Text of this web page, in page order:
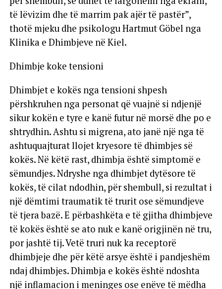
të lëvizim dhe të marrim pak ajër të pastër”,
thotë mjeku dhe psikologu Hartmut Göbel nga
Klinika e Dhimbjeve në Kiel.
Dhimbje koke tensioni
Dhimbjet e kokës nga tensioni shpesh
përshkruhen nga personat që vuajnë si ndjenjë
sikur kokën e tyre e kanë futur në morsë dhe po e
shtrydhin. Ashtu si migrena, ato janë një nga të
ashtuquajturat llojet kryesore të dhimbjes së
kokës. Në këtë rast, dhimbja është simptomë e
sëmundjes. Ndryshe nga dhimbjet dytësore të
kokës, të cilat ndodhin, për shembull, si rezultat i
një dëmtimi traumatik të trurit ose sëmundjeve
të tjera bazë. E përbashkëta e të gjitha dhimbjeve
të kokës është se ato nuk e kanë origjinën në tru,
por jashtë tij. Vetë truri nuk ka receptorë
dhimbjeje dhe për këtë arsye është i pandjeshëm
ndaj dhimbjes. Dhimbja e kokës është ndoshta
një inflamacion i meninges ose enëve të mëdha